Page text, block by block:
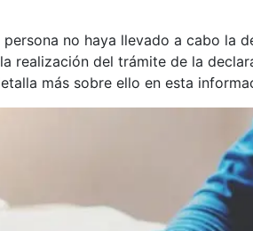
persona no haya llevado a cabo la
realización del trámite de la
más sobre ello en esta